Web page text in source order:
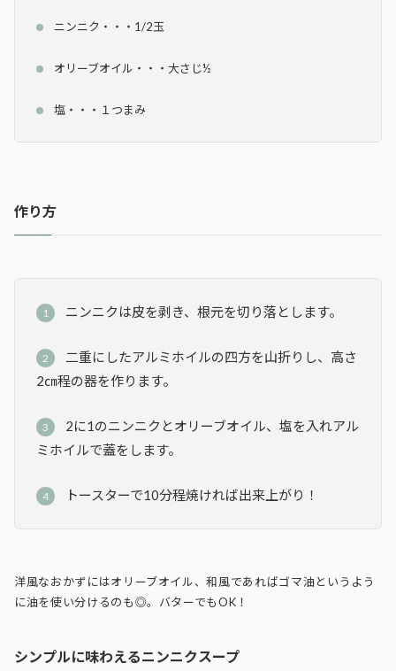
ニンニク・・・1/2玉
オリーブオイル・・・大さじ½
塩・・・１つまみ
作り方
ニンニクは皮を剥き、根元を切り落とします。
二重にしたアルミホイルの四方を山折りし、高さ
2㎝程の器を作ります。
2に1のニンニクとオリーブオイル、塩を入れアル
ミホイルで蓋をします。
トースターで10分程焼ければ出来上がり！
洋風なおかずにはオリーブオイル、和風であればゴマ油というよう
に油を使い分けるのも◎。バターでもOK！
シンプルに味わえるニンニクスープ